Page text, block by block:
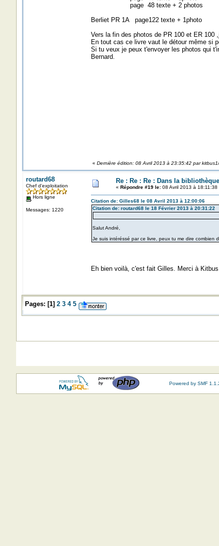
page 48 texte + 2 photos
Berliet PR 1A page122 texte + 1photo
Vers la fin des photos de PR 100 et ER 100
En tout cas ce livre vaut le détour même si
Si tu veux je peux t'envoyer les photos qui
Bernard.
« Dernière édition: 08 Avril 2013 à 23:35:42 par
routard68
Chef d'exploitation
Hors ligne
Messages: 1220
Re : Re : Re : Dans la bibliothèque
« Répondre #19 le:08 Avril 2013 à 18:11:38
Citation de: Gilles68 le 08 Avril 2013 à 12:00:06
Citation de: routard68 le 18 Février 2013 à 20:31:22
Salut André,
Je suis intéréssé par ce livre, peux tu me dire combien
Eh bien voilà, c'est fait Gilles. Merci à
Pages: [1] 2 3 4 5
Powered by SMF